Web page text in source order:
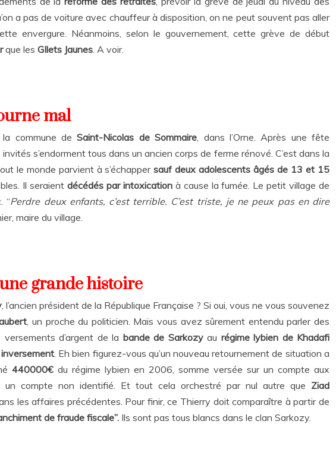
a pas de voiture avec chauffeur à disposition, on ne peut souvent pas aller
envergure. Néanmoins, selon le gouvernement, cette grève de début
que les GIlets Jaunes. A voir.
mal
la commune deSaint-Nicolas de Sommaire, dans l’Orne. Après une fête
s’endorment tous dans un ancien corps de ferme rénové. C’est dans la
le monde parvient à s’échappersauf deux adolescents âgés de 13 et 15
Il seraientdécédés par intoxicationà cause la fumée. Le petit village de
“Perdre deux enfants, c’est terrible. C’est triste, je ne peux pas en dire
maire du village.
grande histoire
, l’ancien président de la République Française ? Si oui, vous ne vous souvenez
, un proche du politicien. Mais vous avez sûrement entendu parler des
d’argent de la bande de Sarkozyau régime lybien de Khadafi
inversement. Eh bien figurez-vous qu’un nouveau retournement de situation a
440000€ du régime lybien en 2006, somme versée sur un compte aux
un compte non identifié. Et tout cela orchestré par nul autre que Ziad
les affaires précédentes. Pour finir, ce Thierry doit comparaître à partir de
de fraude fiscale”. Ils sont pas tous blancs dans le clan Sarkozy.